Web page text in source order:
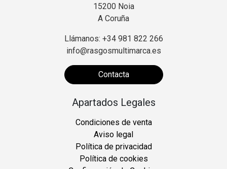
15200 Noia
A Coruña
Llámanos: +34 981 822 266
info@rasgosmultimarca.es
Contacta
Apartados Legales
Condiciones de venta
Aviso legal
Política de privacidad
Política de cookies